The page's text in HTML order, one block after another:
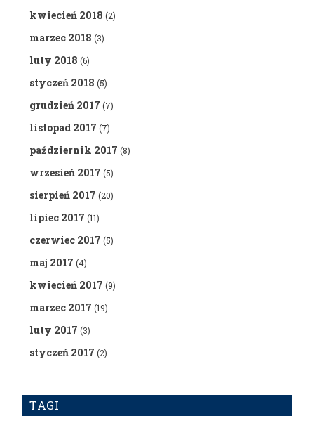
kwiecień 2018 (2)
marzec 2018 (3)
luty 2018 (6)
styczeń 2018 (5)
grudzień 2017 (7)
listopad 2017 (7)
październik 2017 (8)
wrzesień 2017 (5)
sierpień 2017 (20)
lipiec 2017 (11)
czerwiec 2017 (5)
maj 2017 (4)
kwiecień 2017 (9)
marzec 2017 (19)
luty 2017 (3)
styczeń 2017 (2)
TAGI